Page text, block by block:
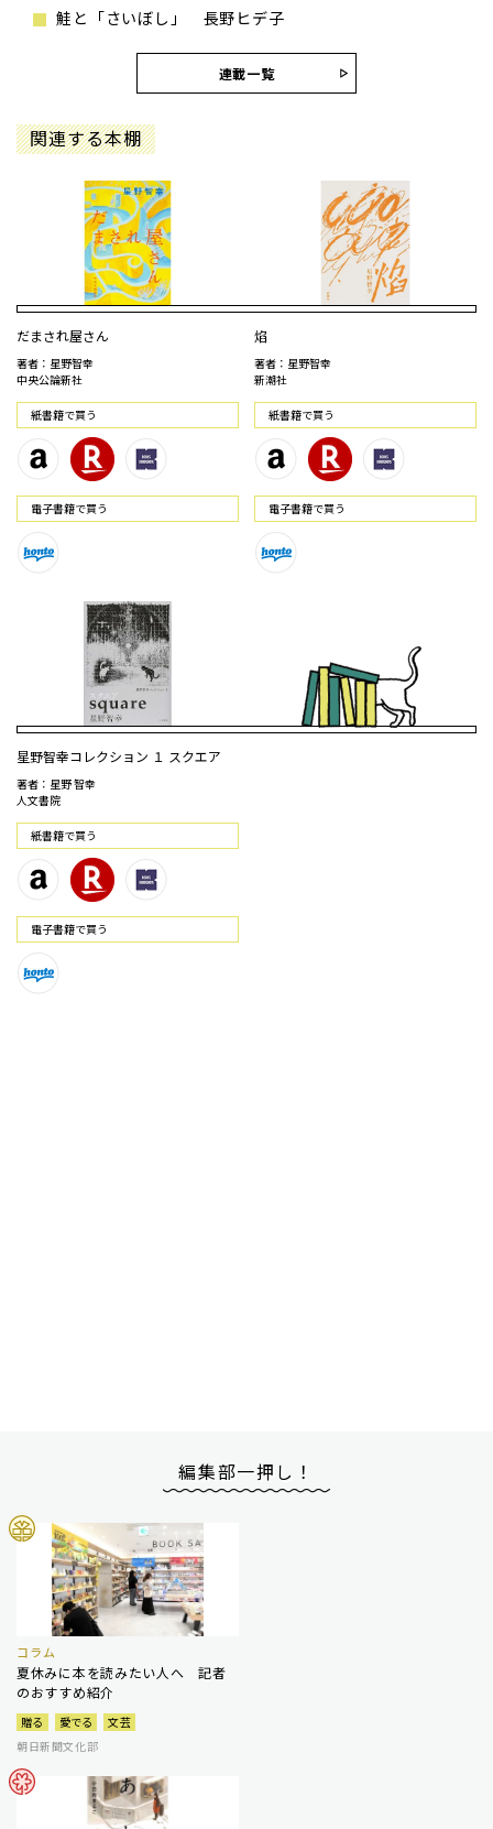
鮭と「さいぼし」 長野ヒデ子
連載一覧
関連する本棚
だまされ屋さん
著者：星野智幸
中央公論新社
紙書籍で買う
電⼦書籍で買う
焰
著者：星野智幸
新潮社
紙書籍で買う
電⼦書籍で買う
星野智幸コレクション １ スクエア
著者：星野 智幸
人文書院
紙書籍で買う
電⼦書籍で買う
編集部一押し！
コラム
夏休みに本を読みたい人へ 記者
のおすすめ紹介
贈る 愛でる
文芸
朝日新聞文化部